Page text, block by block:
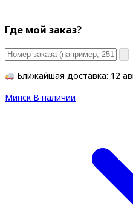
Где мой заказ?
Ближайшая доставка: 12
Минск В наличии